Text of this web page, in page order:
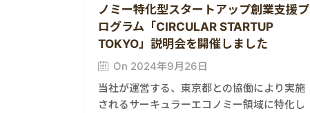
ノミー特化型スタートアップ創業支援プ
ログラム「CIRCULAR STARTUP
TOKYO」説明会を開催しました
On 2024年9月26日
当社が運営する、東京都との協働により実施
されるサーキュラーエコノミー領域に特化し